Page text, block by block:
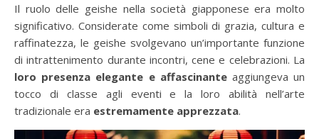
Il ruolo delle geishe nella società giapponese era molto
significativo. Considerate come simboli di grazia, cultura e
raffinatezza, le geishe svolgevano un’importante funzione
di intrattenimento durante incontri, cene e celebrazioni. La
loro presenza elegante e affascinanteaggiungeva un
tocco di classe agli eventi e la loro abilità nell’arte
tradizionale era estremamente apprezzata.